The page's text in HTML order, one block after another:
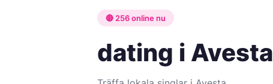
🔴 256 online nu
dating i Avesta